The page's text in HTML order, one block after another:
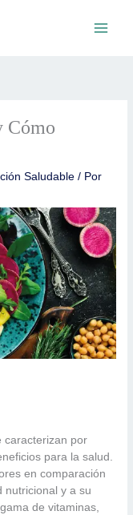
Cómo
Saludable / Por
caracterizan por
para la salud.
en comparación
nutricional y a su
de vitaminas,